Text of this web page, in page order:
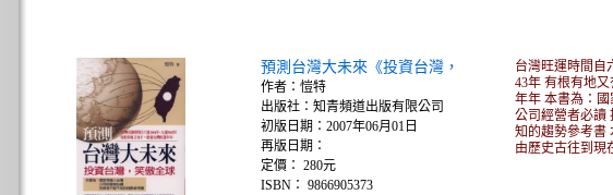
預測台灣大未來《投資台灣，
作者：愷特
出版社：知青頻道出版有限公司
初版日期：2007年06月01日
再版日期：
定價： 280元
ISBN： 9866905373
台灣旺運時間自
43年 有根有地
年年 本書為：
公司經營者必讀
知的趨勢參考書
由歷史古往到現